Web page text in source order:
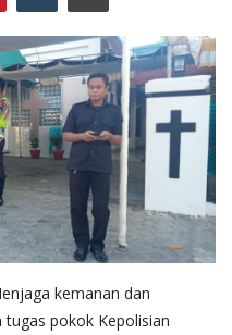
kemanan dan
pokok Kepolisian